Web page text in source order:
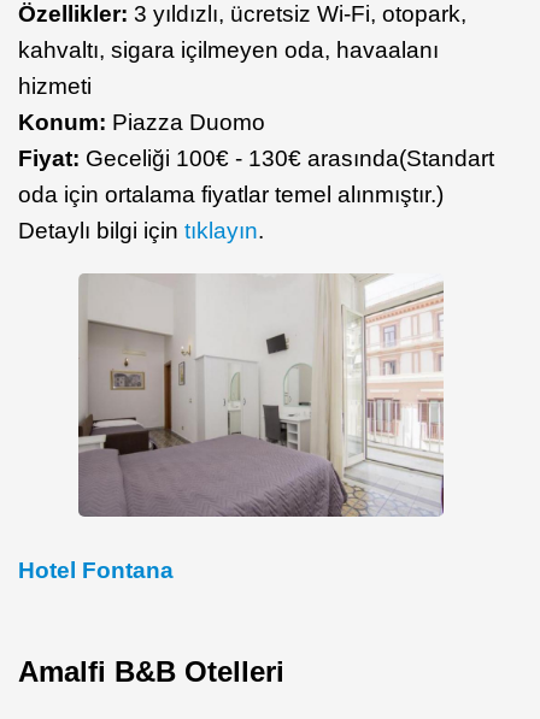
Özellikler: 3 yıldızlı, ücretsiz Wi-Fi, otopark,
kahvaltı, sigara içilmeyen oda, havaalanı
hizmeti
Konum: Piazza Duomo
Fiyat: Geceliği 100€ - 130€ arasında(Standart
oda için ortalama fiyatlar temel alınmıştır.)
Detaylı bilgi için tıklayın.
Hotel Fontana
Amalfi B&B Otelleri